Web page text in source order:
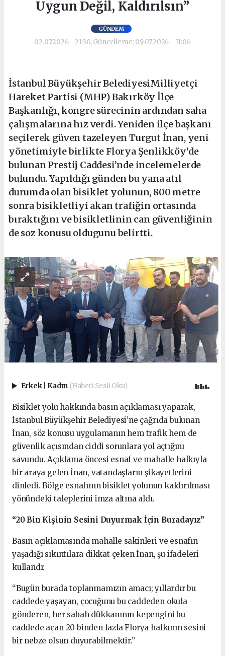
Uygun Değil, Kaldırılsın”
GÜNDEM
02.07.2026 - 21:30, Güncelleme: 09.07.2026 - 11:06
İstanbul Büyükşehir BelediyesiMilliyetçi
Hareket Partisi (MHP) Bakırköy İlçe
Başkanlığı, kongre sürecinin ardından saha
çalışmalarına hız verdi. Yeniden ilçe başkanı
seçilerek güven tazeleyen Turgut İnan, yeni
yönetimiyle birlikte Florya Şenlikköy’de
bulunan Prestij Caddesi’nde incelemelerde
bulundu. Yapıldığı günden bu yana atıl
durumda olan bisiklet yolunun, 800 metre
sonra bisikletliyi akan trafiğin ortasında
bıraktığını ve bisikletlinin can güvenliğinin
de soz konusu oldugunu belirtti.
Erkek Kadın (Haberi Sesli Oku)
Bisiklet yolu hakkında basın açıklaması yaparak,
İstanbul Büyükşehir Belediyesi’ne çağrıda bulunan
İnan, söz konusu uygulamanın hem trafik hem de
güvenlik açısından ciddi sorunlara yol açtığını
savundu. Açıklama öncesi esnaf ve mahalle halkıyla
bir araya gelen İnan, vatandaşların şikayetlerini
dinledi. Bölge esnafının bisiklet yolunun kaldırılması
yönündeki taleplerini imza altına aldı.
“20 Bin Kişinin Sesini Duyurmak İçin Buradayız”
Basın açıklamasında mahalle sakinleri ve esnafın
yaşadığı sıkıntılara dikkat çeken İnan, şu ifadeleri
kullandı:
“Bugün burada toplanmamızın amacı; yıllardır bu
caddede yaşayan, çocuğunu bu caddeden okula
gönderen, her sabah dükkanının kepengini bu
caddede açan 20 binden fazla Florya halkının sesini
bir nebze olsun duyurabilmektir.”